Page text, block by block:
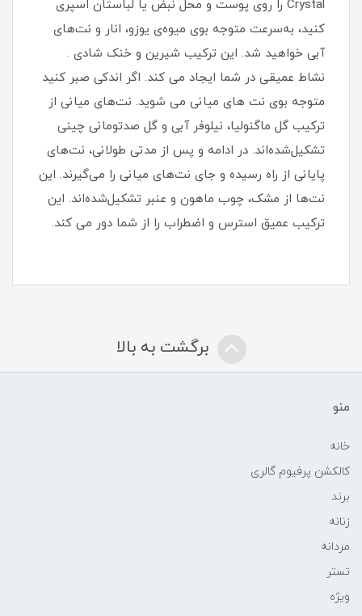
Crystal را روی پوست و محل نبض یا لباستان اسپری
کنید، به‌سرعت متوجه بوی میوه‌ی یوزو، انار و نت‌های
آبی خواهید شد. این ترکیب شیرین و خنک شادی .
نشاط عمیقی در شما ایجاد می کند. اگر اندکی صبر کنید
متوجه بوی نت های میانی می شوید. نت‌های میانی از
ترکیب گل ماگنولیا، نیلوفر آبی و گل صدتومانی چینی
تشکیل‌شده‌اند. در ادامه و پس از مدتی طولانی، نت‌های
پایانی از راه رسیده و جای نت‌های میانی را می‌گیرند. این
نت‌ها از مشک، چوب ماهون و عنبر تشکیل‌شده‌اند. این
ترکیب عمیق استرس و اضطراب را از شما دور می کند.
برگشت به بالا
منو
خانه
کالکشن پرفیوم گالری
برند
زنانه
مردانه
تستر
ویژه